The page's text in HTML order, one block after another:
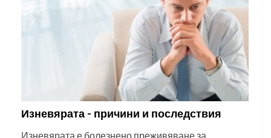
Изневярата - причини и последствия
Изневярата е болезнено преживяване за